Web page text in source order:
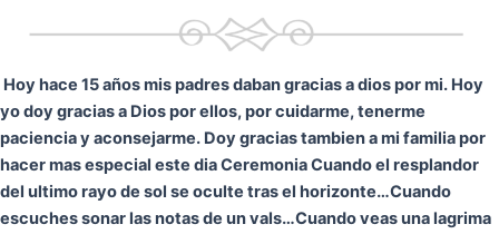
Hoy hace 15 años mis padres daban gracias a dios por mi. Hoy
yo doy gracias a Dios por ellos, por cuidarme, tenerme
paciencia y aconsejarme. Doy gracias tambien a mi familia por
hacer mas especial este dia CeremoniaCuando el resplandor
del ultimo rayo de sol se oculte tras el horizonte…Cuando
escuches sonar las notas de un vals…Cuando veas una lagrima